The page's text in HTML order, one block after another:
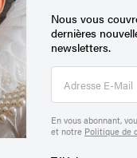
Nous vous
dernières
newsletters.
En vous abonnant,
et notre Politique de